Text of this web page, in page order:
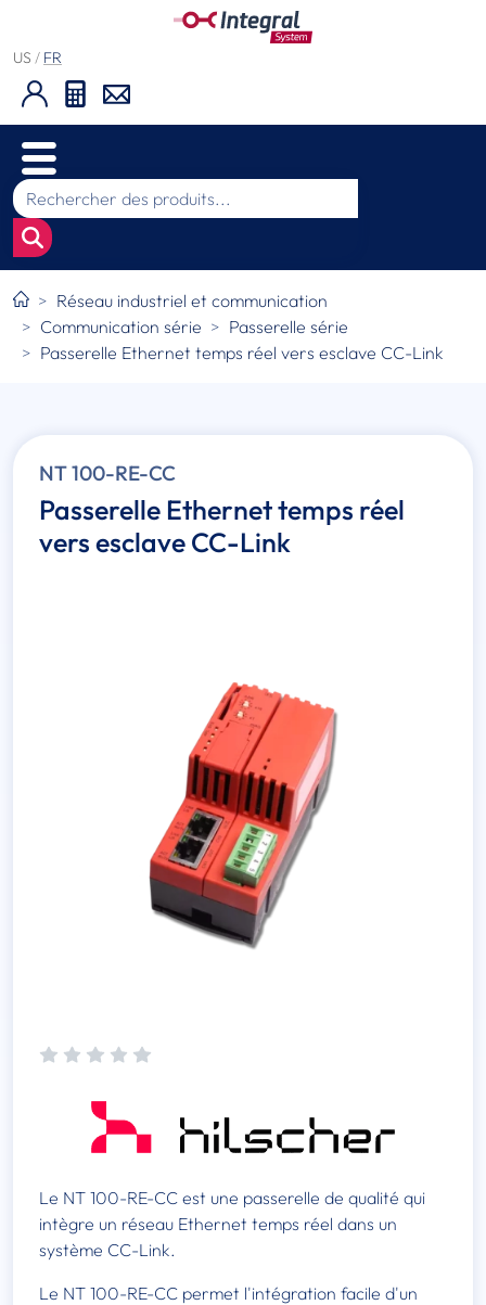
US / FR
Réseau industriel et communication
Communication série
Passerelle série
Passerelle Ethernet temps réel vers esclave CC-Link
NT 100-RE-CC
Passerelle Ethernet temps réel
vers esclave CC-Link
Le NT 100-RE-CC est une passerelle de qualité qui
intègre un réseau Ethernet temps réel dans un
système CC-Link.
Le NT 100-RE-CC permet l'intégration facile d'un